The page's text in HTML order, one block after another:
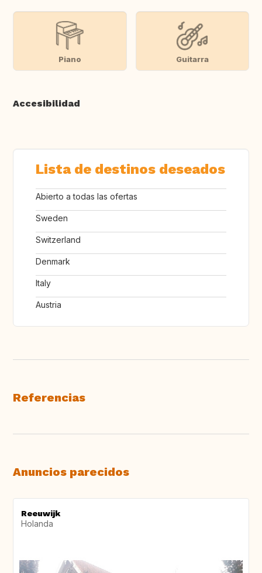
Piano Guitarra
Accesibilidad
Lista de destinos deseados
Abierto a todas las ofertas
Sweden
Switzerland
Denmark
Italy
Austria
Referencias
Anuncios parecidos
Reeuwijk
Holanda